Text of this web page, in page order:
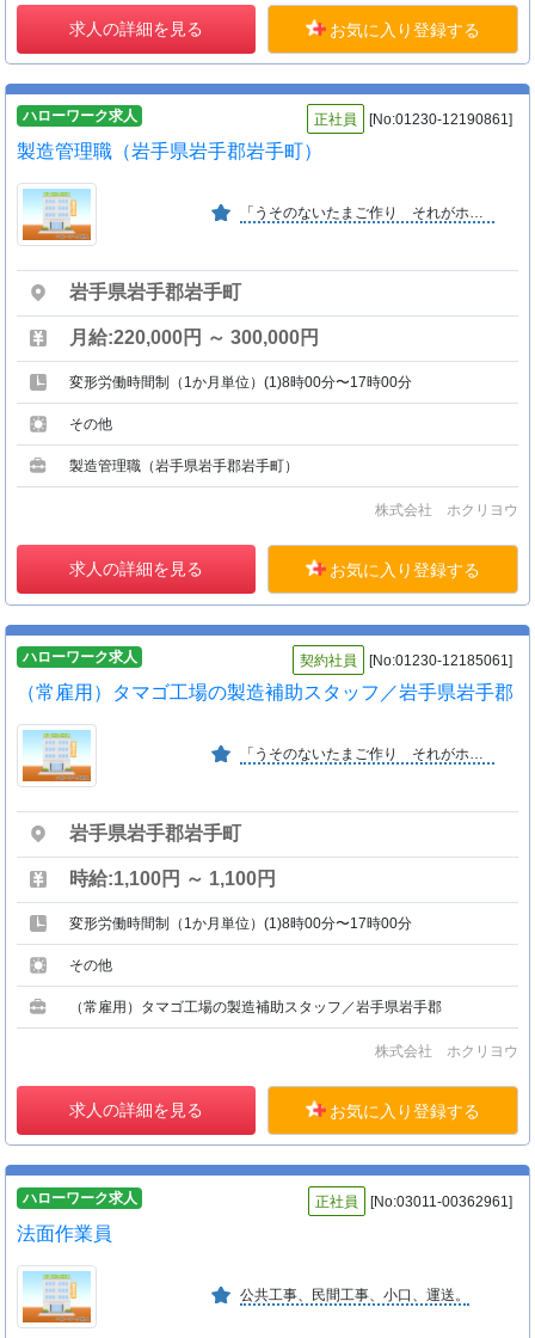
求人の詳細を見る お気に入り登録する
ハローワーク求人 正社員 [No:01230-12190861]
製造管理職（岩手県岩手郡岩手町）
「うそのないたまご作り それがホクリヨウです」 １．品質管理を徹底し安心・安全な卵を毎日確実に届ける事が仕事です。２．株式上場を経て更なる成長を目指します。
岩手県岩手郡岩手町
月給:220,000円 ～ 300,000円
変形労働時間制（1か月単位）(1)8時00分〜17時00分
その他
製造管理職（岩手県岩手郡岩手町）
株式会社 ホクリヨウ
求人の詳細を見る お気に入り登録する
ハローワーク求人 契約社員 [No:01230-12185061]
（常雇用）タマゴ工場の製造補助スタッフ／岩手県岩手郡
「うそのないたまご作り それがホクリヨウです」 １．品質管理を徹底し安心・安全な卵を毎日確実に届ける事が仕事です。２．株式上場を経て更なる成長を目指します。
岩手県岩手郡岩手町
時給:1,100円 ～ 1,100円
変形労働時間制（1か月単位）(1)8時00分〜17時00分
その他
（常雇用）タマゴ工場の製造補助スタッフ／岩手県岩手郡
株式会社 ホクリヨウ
求人の詳細を見る お気に入り登録する
ハローワーク求人 正社員 [No:03011-00362961]
法面作業員
公共工事、民間工事、小口、運送。